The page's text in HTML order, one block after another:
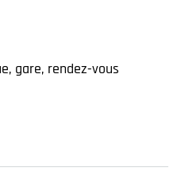
gare, rendez-vous